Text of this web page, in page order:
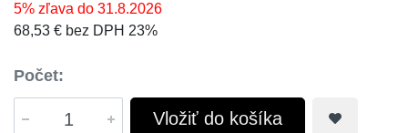
5% zľava do 31.8.2026
68,53 € bez DPH 23%
Počet:
Vložiť do košíka